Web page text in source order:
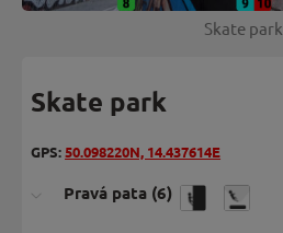
Skate park
Skate park
GPS:50.098220N, 14.437614E
Pravá pata (6)